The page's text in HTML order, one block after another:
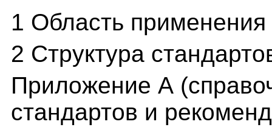
1 Область применения
2 Структура
Приложение А
стандартов и